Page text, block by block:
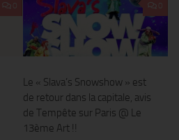
Le « Slava’s Snowshow » est
de retour dans la capitale, avis
de Tempête sur Paris @ Le
13ème Art !!